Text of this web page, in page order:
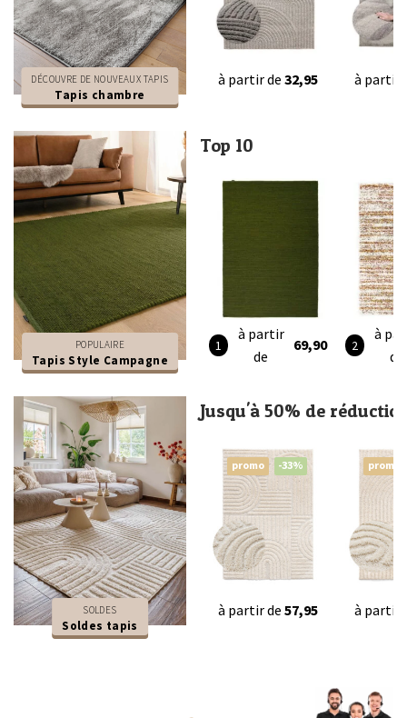
DÉCOUVRE DE NOUVEAUX TAPIS
Tapis chambre
à partir de 32,95 à partir
POPULAIRE
Tapis Style Campagne
Top 10
à partir
de
69,90
à
de
SOLDES
Soldes tapis
Jusqu'à 50% de
promo -33%
à partir de 57,95
promo
à partir